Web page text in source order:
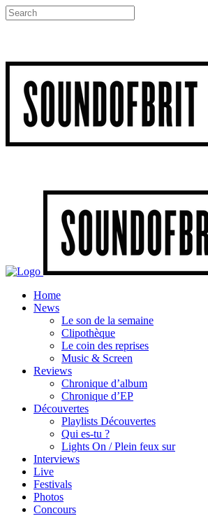
Home
News
Le son de la semaine
Clipothèque
Le coin des reprises
Music & Screen
Reviews
Chronique d’album
Chronique d’EP
Découvertes
Playlists Découvertes
Qui es-tu ?
Lights On / Plein feux sur
Interviews
Live
Festivals
Photos
Concours